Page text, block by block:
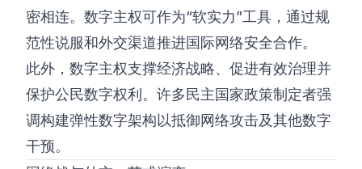
密相连。数字主权可作为“软实力”工具，通过规
范性说服和外交渠道推进国际网络安全合作。
此外，数字主权支撑经济战略、促进有效治理并
保护公民数字权利。许多民主国家政策制定者强
调构建弹性数字架构以抵御网络攻击及其他数字
干预。